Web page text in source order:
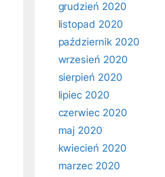
grudzień 2020
listopad 2020
październik 2020
wrzesień 2020
sierpień 2020
lipiec 2020
czerwiec 2020
maj 2020
kwiecień 2020
marzec 2020